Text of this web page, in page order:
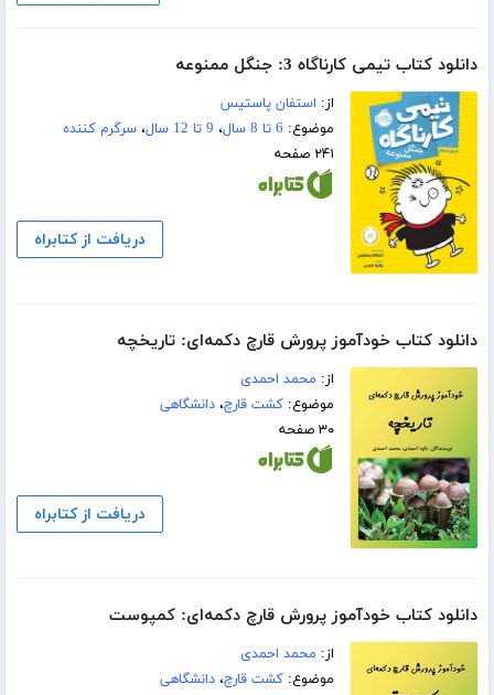
دانلود کتاب تیمی کارناگاه 3: جنگل ممنوعه
از: استفان پاستیس
موضوع: 6 تا 8 سال ، 9 تا 12 سال ،سرگرم کننده
۲۴۱ صفحه
دریافت از کتابراه
دانلود کتاب خودآموز پرورش قارچ دکمه‌ای: تاریخچه
از: محمد احمدی
موضوع:کشت قارچ،دانشگاهی
۳۰ صفحه
دریافت از کتابراه
دانلود کتاب خودآموز پرورش قارچ دکمه‌ای: کمپوست
از: محمد احمدی
موضوع:کشت قارچ،دانشگاهی